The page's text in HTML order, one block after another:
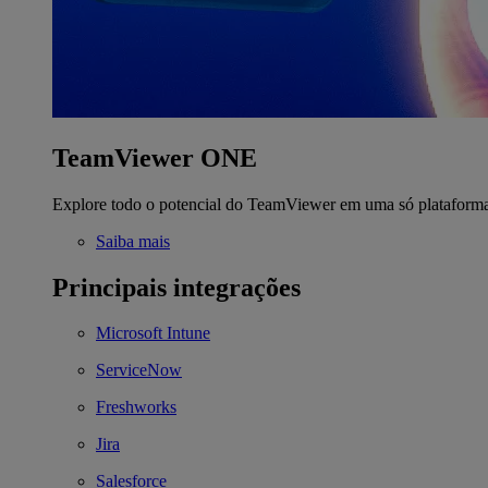
TeamViewer ONE
Explore todo o potencial do TeamViewer em uma só
Saiba mais
Principais integrações
Microsoft Intune
ServiceNow
Freshworks
Jira
Salesforce